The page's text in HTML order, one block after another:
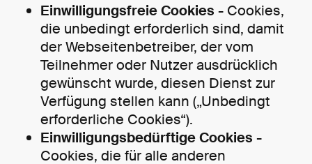
Einwilligungsfreie Cookies - Cookies,
die unbedingt erforderlich sind, damit
der Webseitenbetreiber, der vom
Teilnehmer oder Nutzer ausdrücklich
gewünscht wurde, diesen Dienst zur
Verfügung stellen kann („Unbedingt
erforderliche Cookies“).
Einwilligungsbedürftige Cookies -
Cookies, die für alle anderen